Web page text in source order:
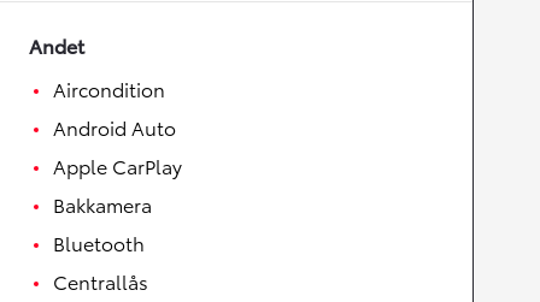
Andet
Aircondition
Android Auto
Apple CarPlay
Bakkamera
Bluetooth
Centrallås